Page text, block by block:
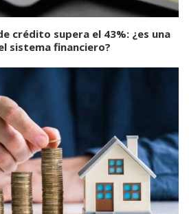
crédito supera el 43%: ¿es una
sistema financiero?